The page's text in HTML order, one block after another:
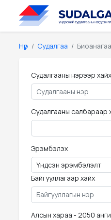
Нүүр Судалгаа
Судалгааны нэрээр хайх
Судалгааны салбараар
Эрэмбэлэх
Байгууллагаар хайх
Алсын хараа - 2050